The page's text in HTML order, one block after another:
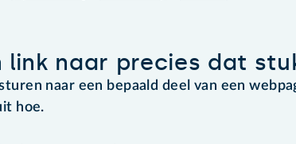
link naar precies dat
naar een bepaald deel van een
hoe.